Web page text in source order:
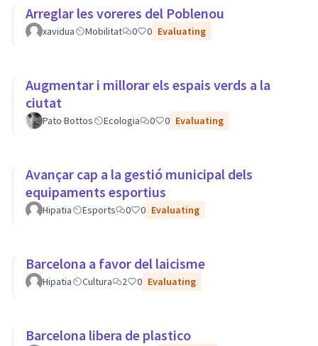
Arreglar les voreres del Poblenou
xavidua Mobilitat 0 0 Evaluating
Augmentar i millorar els espais verds a la
ciutat
Pato Bottos Ecologia 0 0 Evaluating
Avançar cap a la gestió municipal dels
equipaments esportius
Hipatia Esports 0 0 Evaluating
Barcelona a favor del laicisme
Hipatia Cultura 2 0 Evaluating
Barcelona libera de plastico